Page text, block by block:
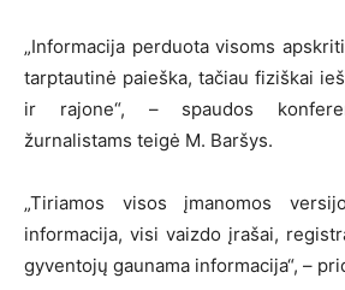
„Informacija perduota visoms
tarptautinė paieška, tačiau fiziškai
ir rajone“, – spaudos
žurnalistams teigė M. Baršys.
„Tiriamos visos įmanomos
informacija, visi vaizdo įrašai,
gyventojų gaunama informacija“, –